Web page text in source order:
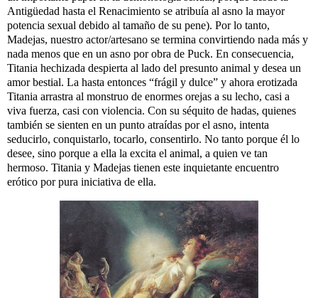
Antigüedad hasta el Renacimiento se atribuía al asno la mayor
potencia sexual debido al tamaño de su pene). Por lo tanto,
Madejas, nuestro actor/artesano se termina convirtiendo nada más y
nada menos que en un asno por obra de Puck. En consecuencia,
Titania hechizada despierta al lado del presunto animal y desea un
amor bestial. La hasta entonces “frágil y dulce” y ahora erotizada
Titania arrastra al monstruo de enormes orejas a su lecho, casi a
viva fuerza, casi con violencia. Con su séquito de hadas, quienes
también se sienten en un punto atraídas por el asno, intenta
seducirlo, conquistarlo, tocarlo, consentirlo. No tanto porque él lo
desee, sino porque a ella la excita el animal, a quien ve tan
hermoso. Titania y Madejas tienen este inquietante encuentro
erótico por pura iniciativa de ella.